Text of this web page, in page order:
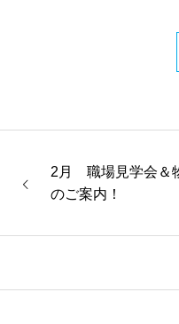
お問い合わせ ブログ
ボール部
2月 職場見学会＆
のご案内！